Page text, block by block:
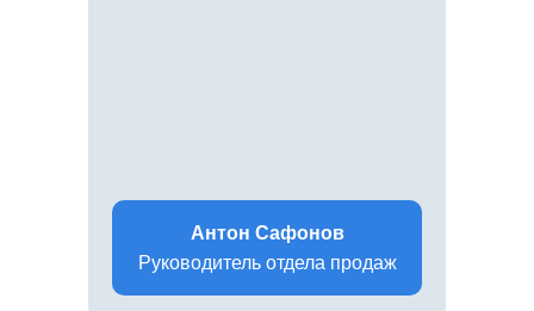
Антон Сафонов
Руководитель отдела продаж